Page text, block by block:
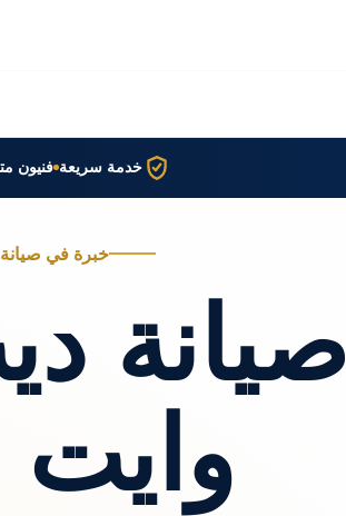
خدمة سريعة فنيون
خبرة في صيانة
صيانة
وايت